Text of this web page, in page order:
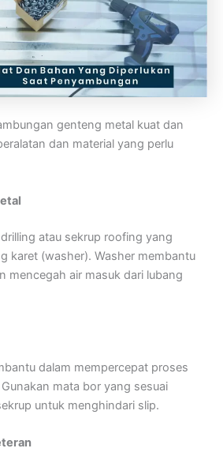
genteng metal kuat dan
dan material yang perlu
atau sekrup roofing yang
karet (washer). Washer membantu
mencegah air masuk dari lubang
dalam mempercepat proses
mata bor yang sesuai
untuk menghindari slip.